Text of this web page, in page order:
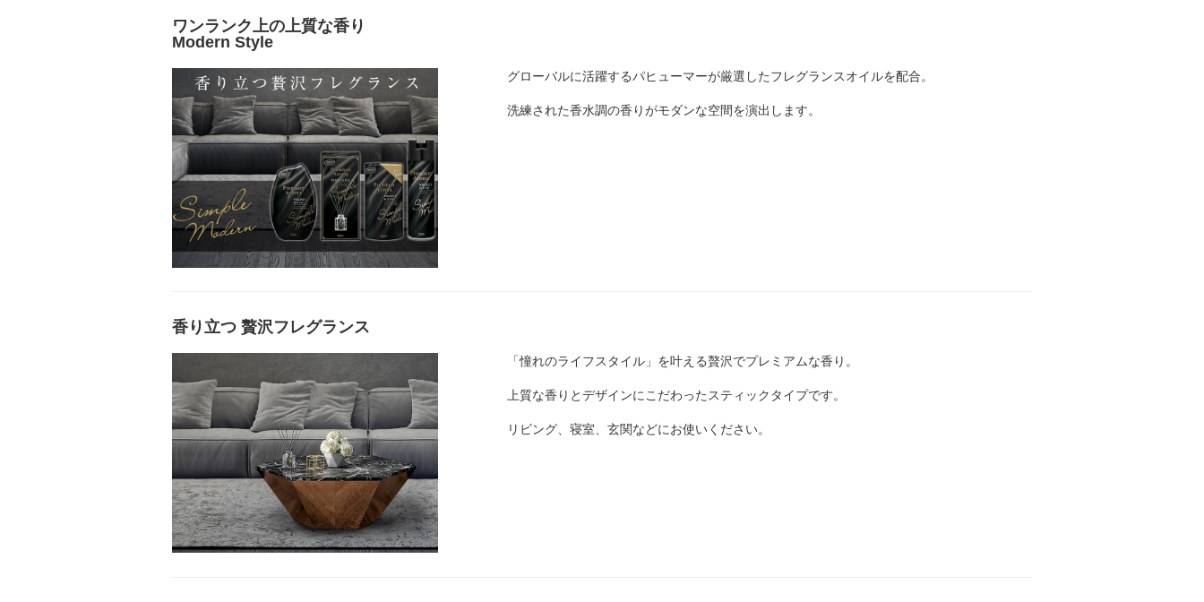
ワンランク上の上質な香り
Modern Style
グローバルに活躍するパヒューマーが厳選したフレグランスオイルを配合。
洗練された香水調の香りがモダンな空間を演出します。
香り立つ 贅沢フレグランス
「憧れのライフスタイル」を叶える贅沢でプレミアムな香り。
上質な香りとデザインにこだわったスティックタイプです。
リビング、寝室、玄関などにお使いください。